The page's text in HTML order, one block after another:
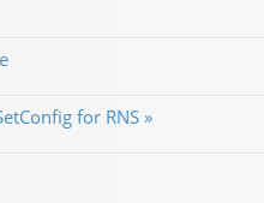
for RNS »